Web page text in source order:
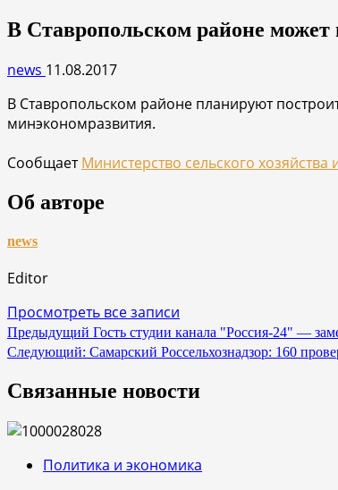
В Ставропольском районе может
news 11.08.2017
В Ставропольском районе планируют
минэкономразвития.
СообщаетМинистерство сельского
Об авторе
news
Editor
Просмотреть все записи
Навигация
по
записям
Предыдущий Гость студии канала "Россия-24" —
Следующий: Самарский Россельхознадзор: 160
Связанные новости
Политика и экономика